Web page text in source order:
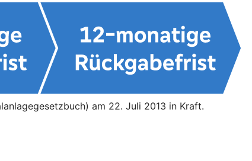
am 22. Juli 2013 in Kraft.